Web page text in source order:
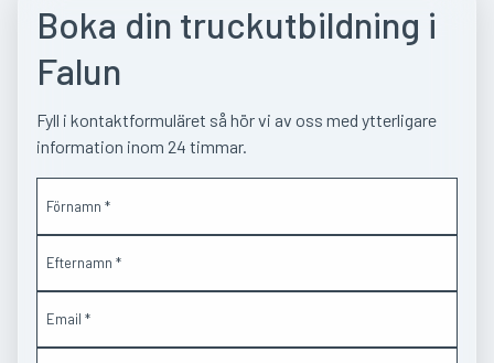
Boka din truckutbildning i
Falun
Fyll i kontaktformuläret så hör vi av oss med ytterligare
information inom 24 timmar.